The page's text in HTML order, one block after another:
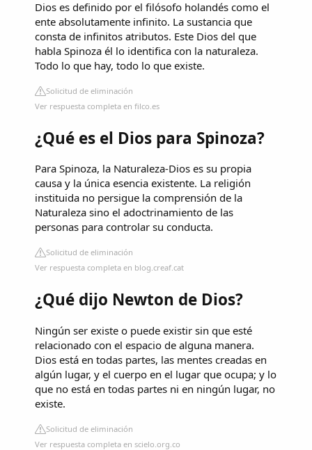
Dios es definido por el filósofo holandés como el
ente absolutamente infinito. La sustancia que
consta de infinitos atributos. Este Dios del que
habla Spinoza él lo identifica con la naturaleza.
Todo lo que hay, todo lo que existe.
Solicitud de eliminación
Ver respuesta completa en filco.es
¿Qué es el Dios para Spinoza?
Para Spinoza, la Naturaleza-Dios es su propia
causa y la única esencia existente. La religión
instituida no persigue la comprensión de la
Naturaleza sino el adoctrinamiento de las
personas para controlar su conducta.
Solicitud de eliminación
Ver respuesta completa en blog.creaf.cat
¿Qué dijo Newton de Dios?
Ningún ser existe o puede existir sin que esté
relacionado con el espacio de alguna manera.
Dios está en todas partes, las mentes creadas en
algún lugar, y el cuerpo en el lugar que ocupa; y lo
que no está en todas partes ni en ningún lugar, no
existe.
Solicitud de eliminación
Ver respuesta completa en scielo.org.co